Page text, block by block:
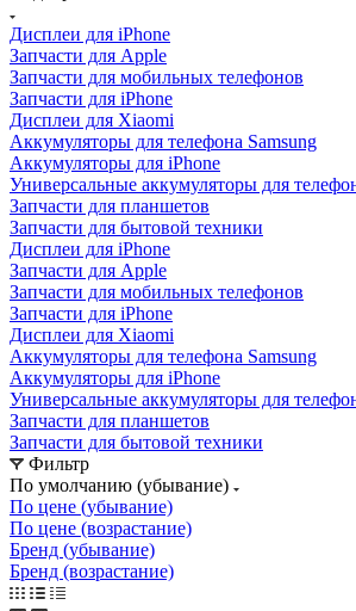
Дисплеи для iPhone
Запчасти для Apple
Запчасти для мобильных телефонов
Запчасти для iPhone
Дисплеи для Xiaomi
Аккумуляторы для телефона Samsung
Аккумуляторы для iPhone
Универсальные аккумуляторы для
Запчасти для планшетов
Запчасти для бытовой техники
Дисплеи для iPhone
Запчасти для Apple
Запчасти для мобильных телефонов
Запчасти для iPhone
Дисплеи для Xiaomi
Аккумуляторы для телефона Samsung
Аккумуляторы для iPhone
Универсальные аккумуляторы для
Запчасти для планшетов
Запчасти для бытовой техники
Фильтр
По умолчанию (убывание)
По цене (убывание)
По цене (возрастание)
Бренд (убывание)
Бренд (возрастание)